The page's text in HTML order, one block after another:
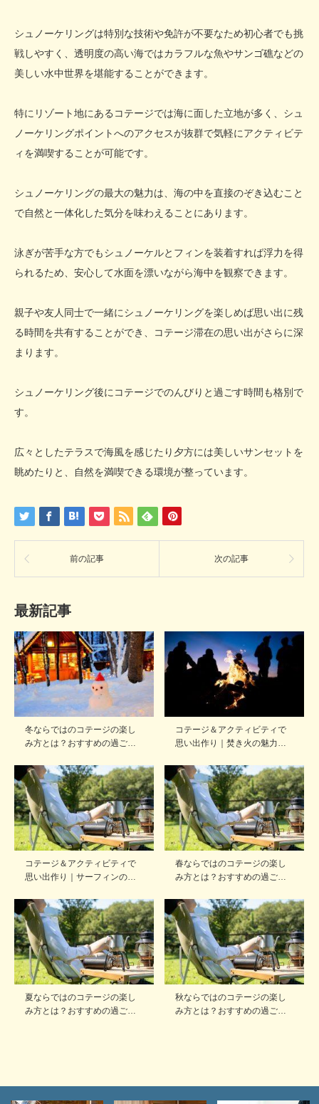
シュノーケリングは特別な技術や免許が不要なため初心者でも挑
戦しやすく、透明度の高い海ではカラフルな魚やサンゴ礁などの
美しい水中世界を堪能することができます。
特にリゾート地にあるコテージでは海に面した立地が多く、シュ
ノーケリングポイントへのアクセスが抜群で気軽にアクティビテ
ィを満喫することが可能です。
シュノーケリングの最大の魅力は、海の中を直接のぞき込むこと
で自然と一体化した気分を味わえることにあります。
泳ぎが苦手な方でもシュノーケルとフィンを装着すれば浮力を得
られるため、安心して水面を漂いながら海中を観察できます。
親子や友人同士で一緒にシュノーケリングを楽しめば思い出に残
る時間を共有することができ、コテージ滞在の思い出がさらに深
まります。
シュノーケリング後にコテージでのんびりと過ごす時間も格別で
す。
広々としたテラスで海風を感じたり夕方には美しいサンセットを
眺めたりと、自然を満喫できる環境が整っています。
前の記事 次の記事
最新記事
冬ならではのコテージの楽し
み方とは？おすすめの過ご…
コテージ＆アクティビティで
思い出作り｜焚き火の魅力…
コテージ＆アクティビティで
思い出作り｜サーフィンの…
春ならではのコテージの楽し
み方とは？おすすめの過ご…
夏ならではのコテージの楽し
み方とは？おすすめの過ご…
秋ならではのコテージの楽し
み方とは？おすすめの過ご…